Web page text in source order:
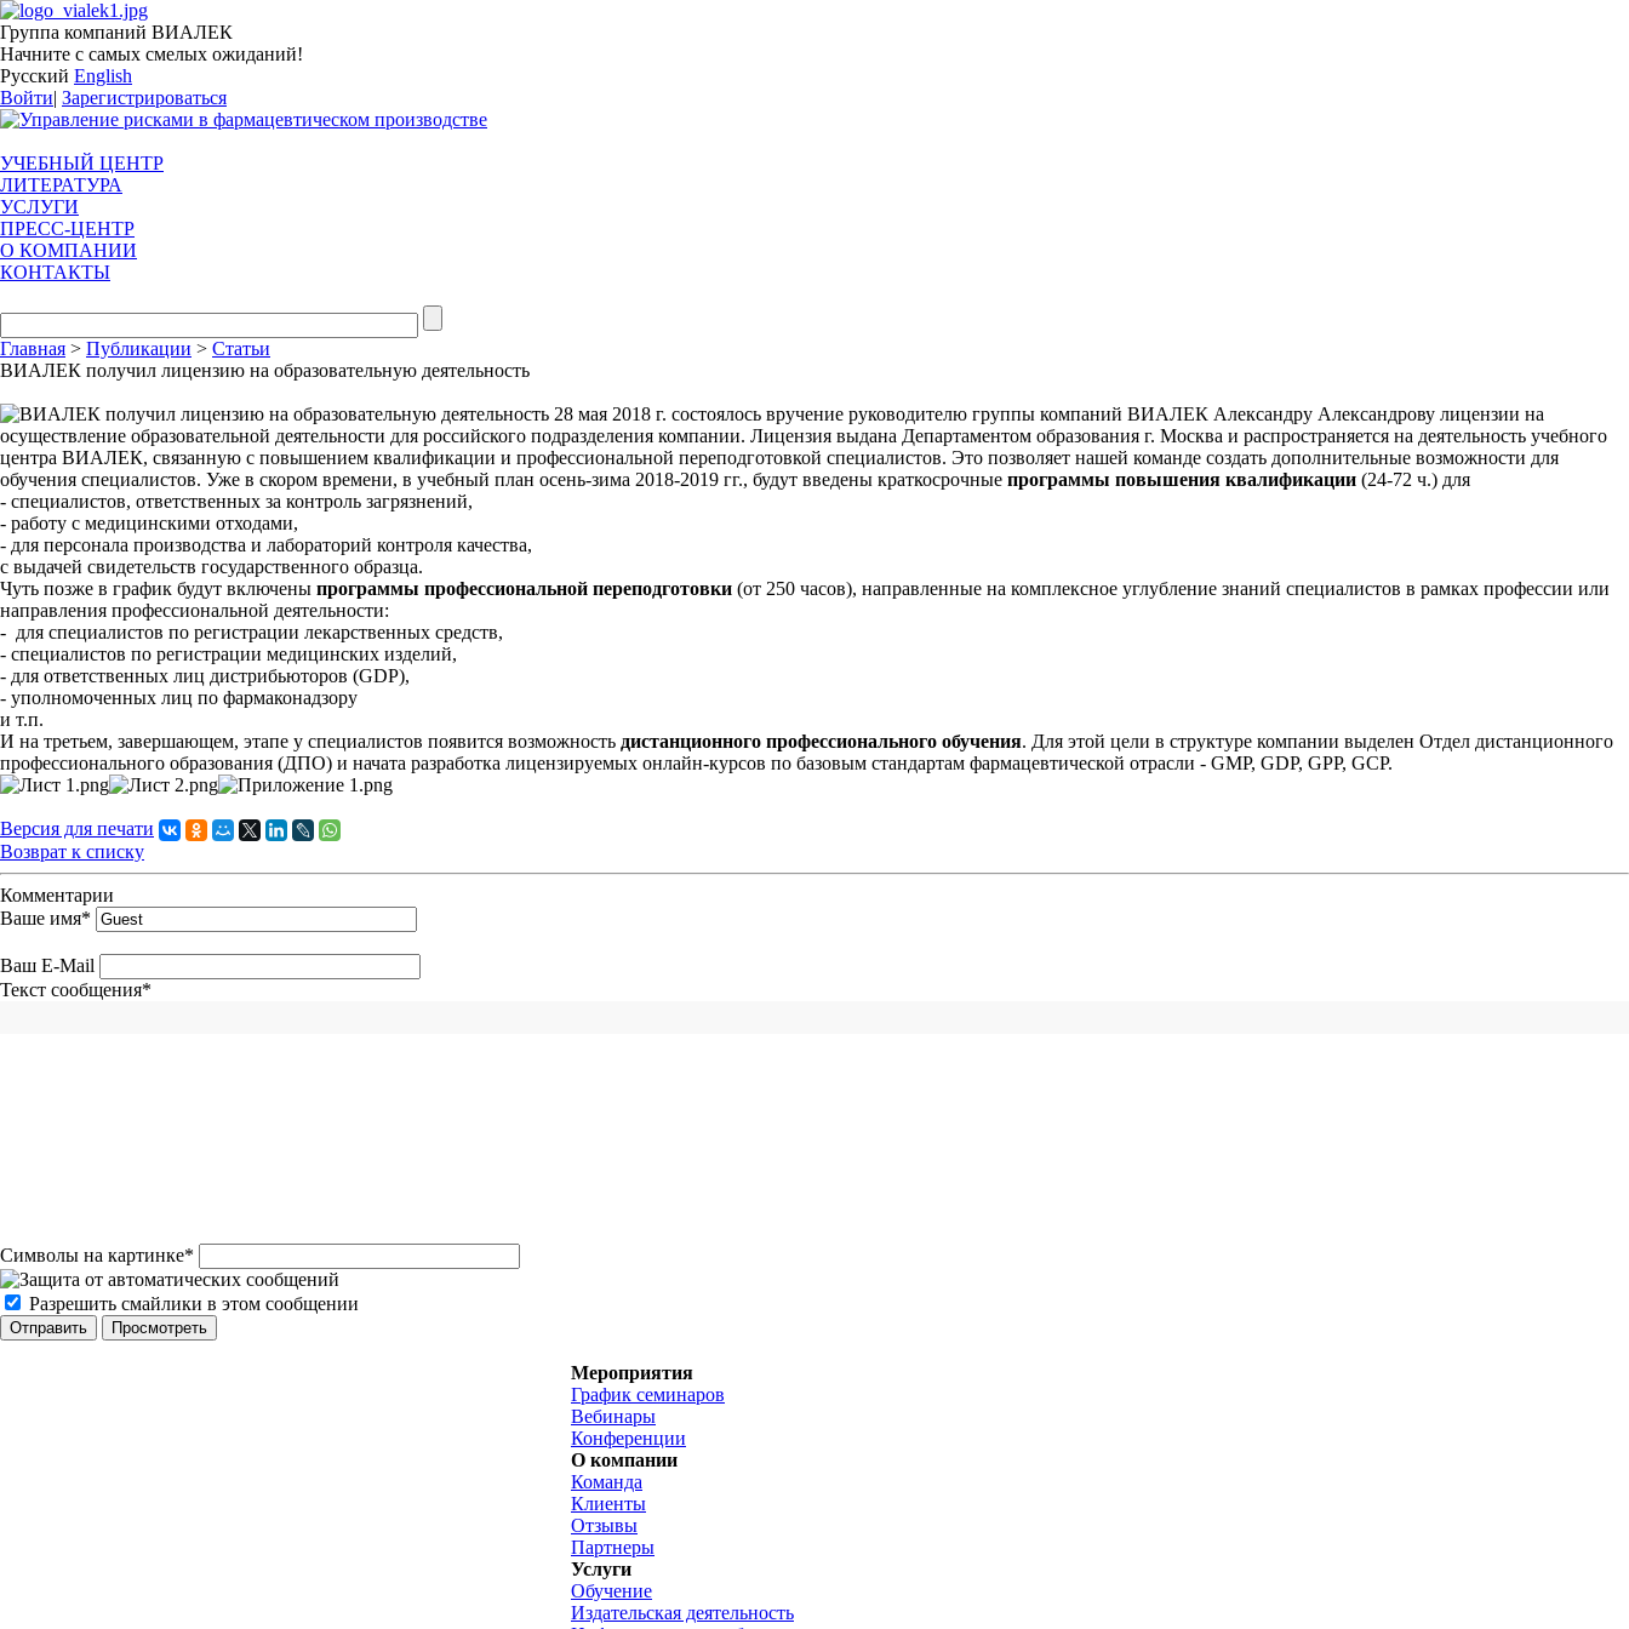
Группа компаний ВИАЛЕК
Начните с самых смелых ожиданий!
Русский English
Войти| Зарегистрироваться
УЧЕБНЫЙ ЦЕНТР
ЛИТЕРАТУРА
УСЛУГИ
ПРЕСС-ЦЕНТР
О КОМПАНИИ
КОНТАКТЫ
Главная > Публикации > Статьи
ВИАЛЕК получил лицензию на образовательную деятельность
28 мая 2018 г. состоялось вручение руководителю группы компаний ВИАЛЕК Александру Александрову лицензии на
осуществление образовательной деятельности для российского подразделения компании. Лицензия выдана Департаментом образования г. Москва и распространяется на деятельность учебного
центра ВИАЛЕК, связанную с повышением квалификации и профессиональной переподготовкой специалистов. Это позволяет нашей команде создать дополнительные возможности для
обучения специалистов. Уже в скором времени, в учебный план осень-зима 2018-2019 гг., будут введены краткосрочные программы повышения квалификации (24-72 ч.) для
- специалистов, ответственных за контроль загрязнений,
- работу с медицинскими отходами,
- для персонала производства и лабораторий контроля качества,
с выдачей свидетельств государственного образца.
Чуть позже в график будут включены программы профессиональной переподготовки (от 250 часов), направленные на комплексное углубление знаний специалистов в рамках профессии или
направления профессиональной деятельности:
- для специалистов по регистрации лекарственных средств,
- специалистов по регистрации медицинских изделий,
- для ответственных лиц дистрибьюторов (GDP),
- уполномоченных лиц по фармаконадзору
и т.п.
И на третьем, завершающем, этапе у специалистов появится возможность дистанционного профессионального обучения. Для этой цели в структуре компании выделен Отдел дистанционного
профессионального образования (ДПО) и начата разработка лицензируемых онлайн-курсов по базовым стандартам фармацевтической отрасли - GMP, GDP, GPP, GCP.
Версия для печати
Возврат к списку
Комментарии
Ваше имя*
Ваш E-Mail
Текст сообщения*
Символы на картинке*
Разрешить смайлики в этом сообщении
Мероприятия
График семинаров
Вебинары
Конференции
О компании
Команда
Клиенты
Отзывы
Партнеры
Услуги
Обучение
Издательская деятельность